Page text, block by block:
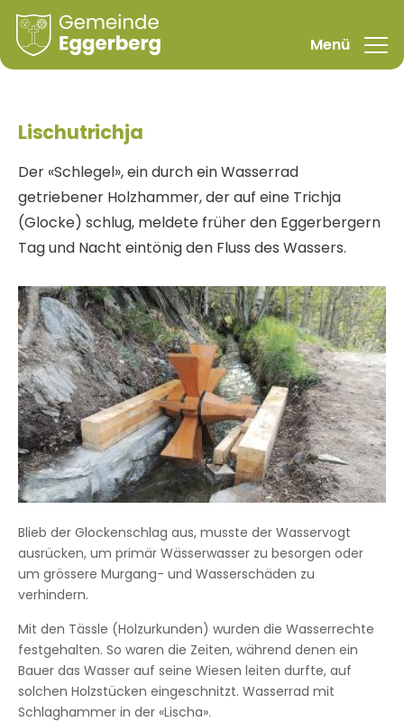
Lischutrichja
Der «Schlegel», ein durch ein Wasserrad
getriebener Holzhammer, der auf eine Trichja
(Glocke) schlug, meldete früher den Eggerbergern
Tag und Nacht eintönig den Fluss des Wassers.
Blieb der Glockenschlag aus, musste der Wasservogt
ausrücken, um primär Wässerwasser zu besorgen oder
um grössere Murgang- und Wasserschäden zu
verhindern.
Mit den Tässle (Holzurkunden) wurden die Wasserrechte
festgehalten. So waren die Zeiten, während denen ein
Bauer das Wasser auf seine Wiesen leiten durfte, auf
solchen Holzstücken eingeschnitzt. Wasserrad mit
Schlaghammer in der «Lischa».